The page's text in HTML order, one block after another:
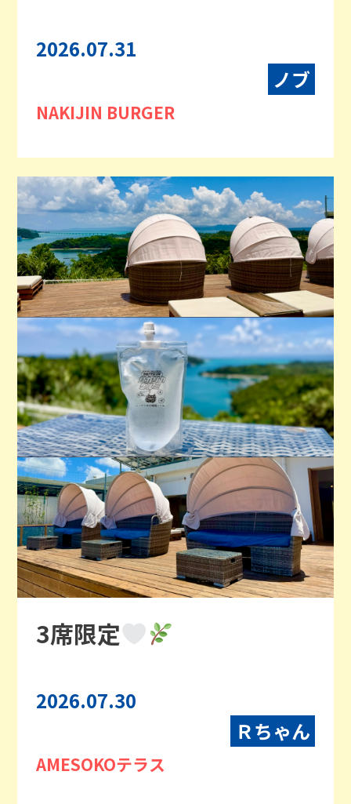
2026.07.31
ノブ
NAKIJIN BURGER
3席限定
2026.07.30
Ｒちゃん
AMESOKOテラス